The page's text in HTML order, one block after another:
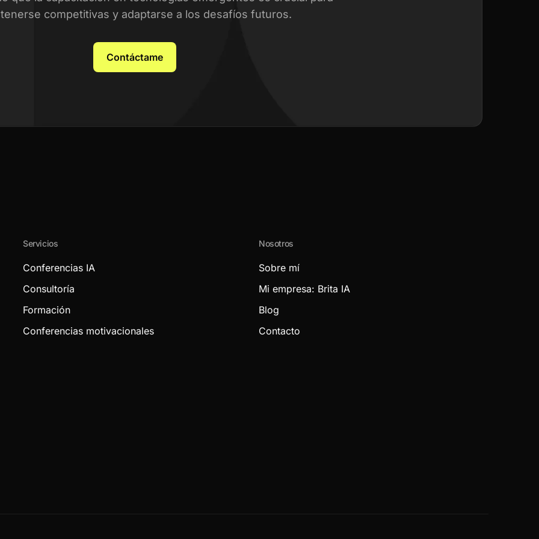
competitivas y adaptarse a los desafíos futuros.
Contáctame
Servicios
Conferencias IA
Consultoría
Formación
Conferencias motivacionales
Nosotros
Sobre mí
Mi empresa: Brita IA
Blog
Contacto